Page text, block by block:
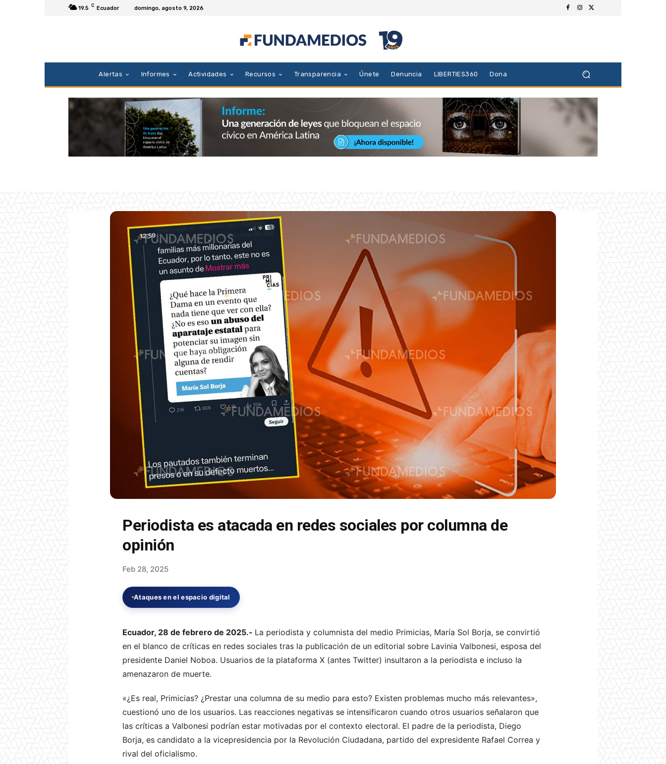
19.5 C Ecuador domingo, agosto 9, 2026
Alertas Informes Actividades Recursos Transparencia Únete Denuncia LIBERTIES360 Dona
Periodista es atacada en redes sociales por columna de
opinión
Feb 28, 2025
Ataques en el espacio digital
Ecuador, 28 de febrero de 2025.- La periodista y columnista del medio Primicias, María Sol Borja, se convirtió
en el blanco de críticas en redes sociales tras la publicación de un editorial sobre Lavinia Valbonesi, esposa del
presidente Daniel Noboa. Usuarios de la plataforma X (antes Twitter) insultaron a la periodista e incluso la
amenazaron de muerte.
«¿Es real, Primicias? ¿Prestar una columna de su medio para esto? Existen problemas mucho más relevantes»,
cuestionó uno de los usuarios. Las reacciones negativas se intensificaron cuando otros usuarios señalaron que
las críticas a Valbonesi podrían estar motivadas por el contexto electoral. El padre de la periodista, Diego
Borja, es candidato a la vicepresidencia por la Revolución Ciudadana, partido del expresidente Rafael Correa y
rival del oficialismo.